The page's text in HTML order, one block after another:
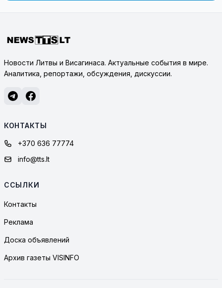
Новости Литвы и Висагинаса. Актуальные события в мире.
Аналитика, репортажи, обсуждения, дискуссии.
КОНТАКТЫ
+370 636 77774
info@tts.lt
ССЫЛКИ
Контакты
Реклама
Доска объявлений
Архив газеты VISINFO